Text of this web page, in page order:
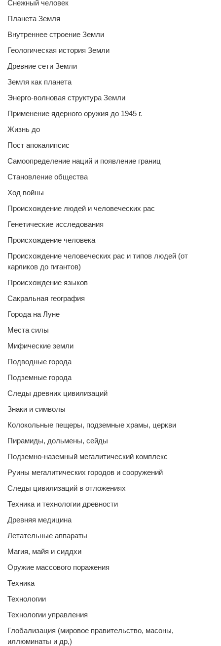
Снежный человек
Планета Земля
Внутреннее строение Земли
Геологическая история Земли
Древние сети Земли
Земля как планета
Энерго-волновая структура Земли
Применение ядерного оружия до 1945 г.
Жизнь до
Пост апокалипсис
Самоопределение наций и появление границ
Становление общества
Ход войны
Происхождение людей и человеческих рас
Генетические исследования
Происхождение человека
Происхождение человеческих рас и типов людей (от
карликов до гигантов)
Происхождение языков
Сакральная география
Города на Луне
Места силы
Мифические земли
Подводные города
Подземные города
Следы древних цивилизаций
Знаки и символы
Колокольные пещеры, подземные храмы, церкви
Пирамиды, дольмены, сейды
Подземно-наземный мегалитический комплекс
Руины мегалитических городов и сооружений
Следы цивилизаций в отложениях
Техника и технологии древности
Древняя медицина
Летательные аппараты
Магия, майя и сиддхи
Оружие массового поражения
Техника
Технологии
Технологии управления
Глобализация (мировое правительство, масоны,
иллюминаты и др,)